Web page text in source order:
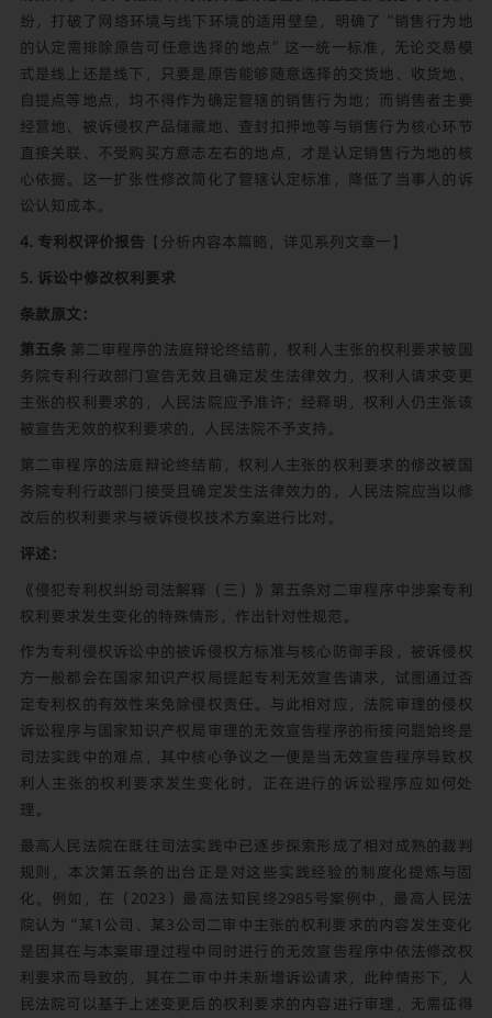
纷，打破了网络环境与线下环境的适用壁垒，明确了“销售行为地
的认定需排除原告可任意选择的地点”这一统一标准，无论交易模
式是线上还是线下，只要是原告能够随意选择的交货地、收货地、
自提点等地点，均不得作为确定管辖的销售行为地；而销售者主要
经营地、被诉侵权产品储藏地、查封扣押地等与销售行为核心环节
直接关联、不受购买方意志左右的地点，才是认定销售行为地的核
心依据。这一扩张性修改简化了管辖认定标准，降低了当事人的诉
讼认知成本。
4. 专利权评价报告 【分析内容本篇略，详见系列文章一 】
5. 诉讼中修改权利要求
条款原文：
第五条第二审程序的法庭辩论终结前，权利人主张的权利要求被国
务院专利行政部门宣告无效且确定发生法律效力，权利人请求变更
主张的权利要求的，人民法院应予准许；经释明，权利人仍主张该
被宣告无效的权利要求的，人民法院不予支持。
第二审程序的法庭辩论终结前，权利人主张的权利要求的修改被国
务院专利行政部门接受且确定发生法律效力的，人民法院应当以修
改后的权利要求与被诉侵权技术方案进行比对。
评述：
《侵犯专利权纠纷司法解释（三）》第五条对二审程序中涉案专利
权利要求发生变化的特殊情形，作出针对性规范。
作为专利侵权诉讼中的被诉侵权方标准与核心防御手段，被诉侵权
方一般都会在国家知识产权局提起专利无效宣告请求，试图通过否
定专利权的有效性来免除侵权责任。与此相对应，法院审理的侵权
诉讼程序与国家知识产权局审理的无效宣告程序的衔接问题始终是
司法实践中的难点，其中核心争议之一便是当无效宣告程序导致权
利人主张的权利要求发生变化时，正在进行的诉讼程序应如何处
理。
最高人民法院在既往司法实践中已逐步探索形成了相对成熟的裁判
规则，本次第五条的出台正是对这些实践经验的制度化提炼与固
化。例如，在（2023）最高法知民终2985号案例中，最高人民法
院认为“某1公司、某3公司二审中主张的权利要求的内容发生变化
是因其在与本案审理过程中同时进行的无效宣告程序中依法修改权
利要求而导致的，其在二审中并未新增诉讼请求，此种情形下，人
民法院可以基于上述变更后的权利要求的内容进行审理，无需征得